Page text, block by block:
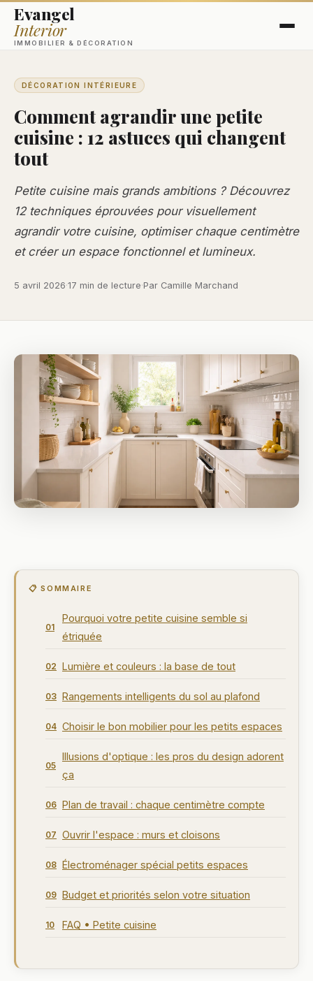
Evangel
Interior
IMMOBILIER & DÉCORATION
DÉCORATION INTÉRIEURE
Comment agrandir une petite
cuisine : 12 astuces qui changent
tout
Petite cuisine mais grands ambitions ? Découvrez
12 techniques éprouvées pour visuellement
agrandir votre cuisine, optimiser chaque centimètre
et créer un espace fonctionnel et lumineux.
5 avril 2026·17 min de lecture·Par Camille Marchand
📋 SOMMAIRE
01
Pourquoi votre petite cuisine semble si
étriquée
02 Lumière et couleurs : la base de tout
03 Rangements intelligents du sol au plafond
04 Choisir le bon mobilier pour les petits espaces
05
Illusions d'optique : les pros du design adorent
ça
06 Plan de travail : chaque centimètre compte
07 Ouvrir l'espace : murs et cloisons
08 Électroménager spécial petits espaces
09 Budget et priorités selon votre situation
10 FAQ • Petite cuisine